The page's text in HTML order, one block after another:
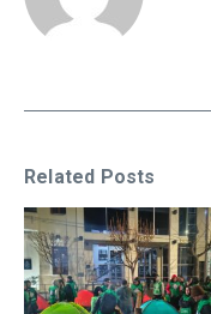
Related Posts